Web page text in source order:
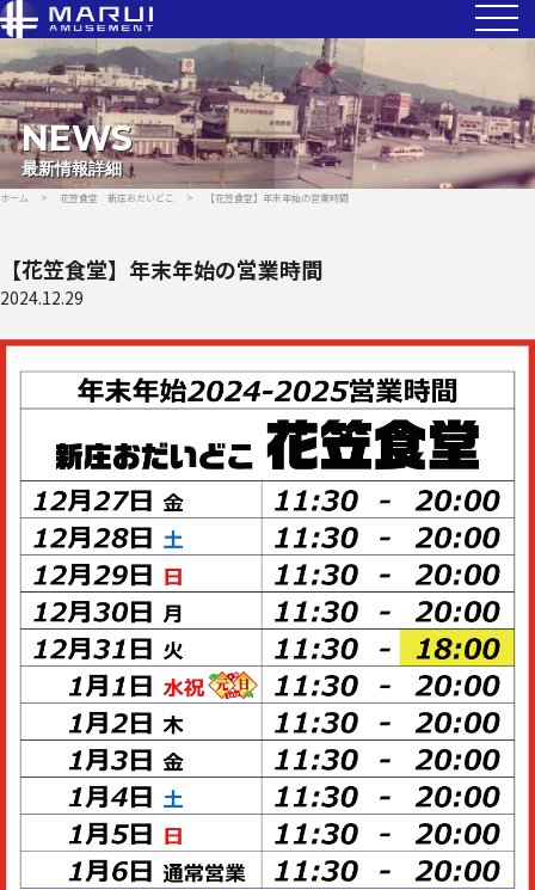
NEWS
最新情報詳細
ホーム > 花笠食堂 新庄おだいどこ > 【花笠食堂】年末年始の営業時間
【花笠食堂】年末年始の営業時間
2024.12.29